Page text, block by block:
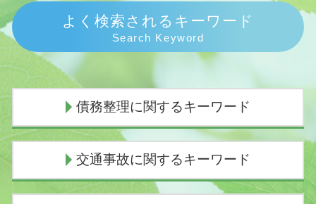
よく検索されるキーワード
Search Keyword
債務整理に関するキーワード
個人再生 流れ
任意整理 期間
交通事故に関するキーワード